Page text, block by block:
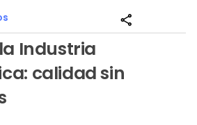
share
Industria
calidad sin